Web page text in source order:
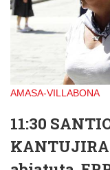
AMASA-VILLABONA
11:30